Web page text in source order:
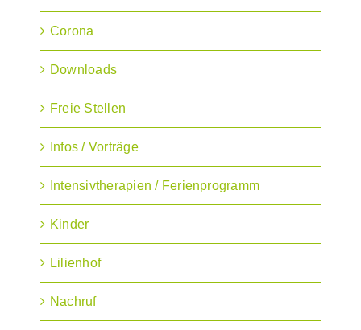
Corona
Downloads
Freie Stellen
Infos / Vorträge
Intensivtherapien / Ferienprogramm
Kinder
Lilienhof
Nachruf